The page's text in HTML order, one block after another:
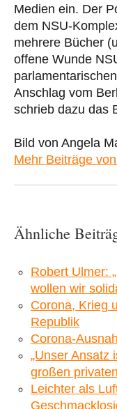
Medien ein. Der
dem NSU-
mehrere Bücher
offene Wunde
Anschlag vom
schrieb dazu das
Bild von Angela
Mehr Beiträge
Ähnliche
Robert Ulmer:
wollen wir
Corona, Krieg
Republik
Corona-
„Unser Ansatz
großen
Leichter als